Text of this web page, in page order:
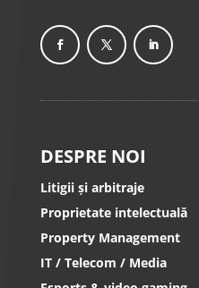
DESPRE NOI
Litigii și arbitraje
Proprietate intelectuală
Property Management
IT / Telecom / Media